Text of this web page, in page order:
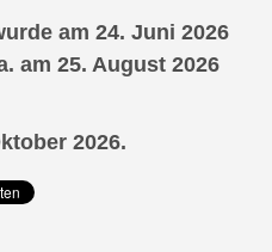
am 24. Juni 2026
am 25. August 2026
2026.